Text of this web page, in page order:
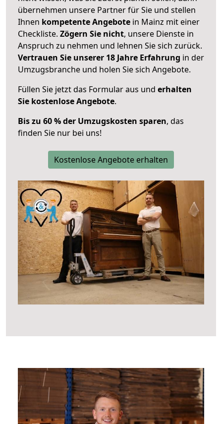
übernehmen unsere Partner für Sie und stellen
Ihnen kompetente Angebote in Mainz mit einer
Checkliste. Zögern Sie nicht, unsere Dienste in
Anspruch zu nehmen und lehnen Sie sich zurück.
Vertrauen Sie unserer 18 Jahre Erfahrung in der
Umzugsbranche und holen Sie sich Angebote.
Füllen Sie jetzt das Formular aus und erhalten
Sie kostenlose Angebote.
Bis zu 60 % der Umzugskosten sparen, das
finden Sie nur bei uns!
Kostenlose Angebote erhalten